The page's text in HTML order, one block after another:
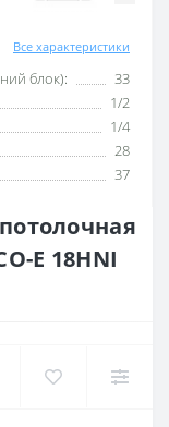
Все характеристики
блок):
33
1/2
1/4
28
37
E 18HNI